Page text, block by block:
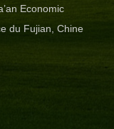
Economic
du Fujian, Chine